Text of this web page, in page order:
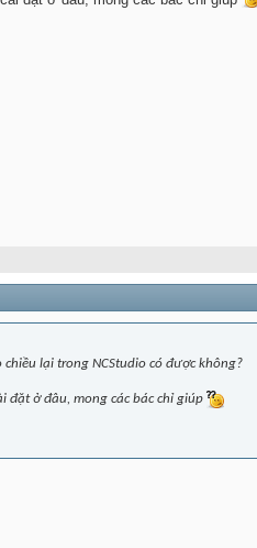
lại trong NCStudio có được không?
đặt ở đâu, mong các bác chỉ giúp